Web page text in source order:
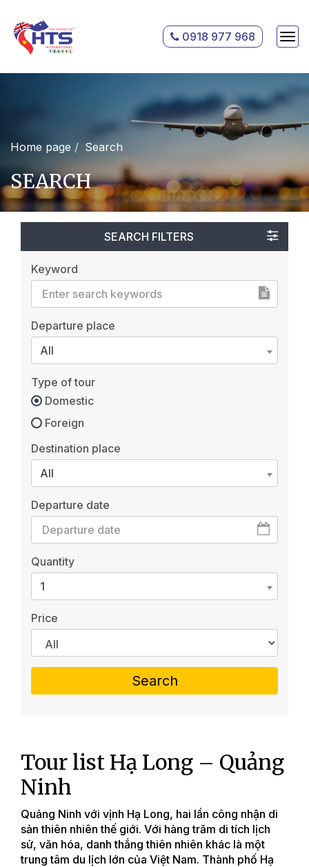
0918 977 968
Home page Search
SEARCH
SEARCH FILTERS
Keyword
Departure place
All
Type of tour
Domestic
Foreign
Destination place
All
Departure date
Quantity
1
Price
Search
Tour list Hạ Long – Quảng
Ninh
Quảng Ninh với vịnh Hạ Long, hai lần công nhận di
sản thiên nhiên thế giới. Với hàng trăm di tích lịch
sử, văn hóa, danh thắng thiên nhiên khác là một
trung tâm du lịch lớn của Việt Nam. Thành phố Hạ